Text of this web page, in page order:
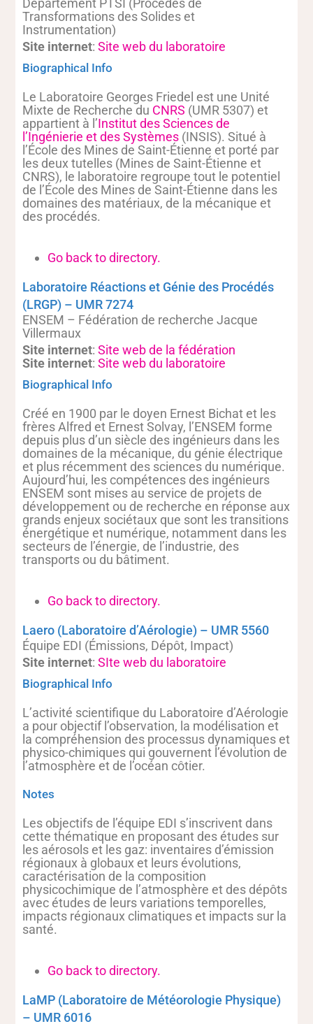
Département PTSI (Procédés de
Transformations des Solides et
Instrumentation)
Site internet: Site web du laboratoire
Biographical Info
Le Laboratoire Georges Friedel est une Unité
Mixte de Recherche du CNRS (UMR 5307) et
appartient à l’Institut des Sciences de
l’Ingénierie et des Systèmes (INSIS). Situé à
l’École des Mines de Saint-Étienne et porté par
les deux tutelles (Mines de Saint-Étienne et
CNRS), le laboratoire regroupe tout le potentiel
de l’École des Mines de Saint-Étienne dans les
domaines des matériaux, de la mécanique et
des procédés.
Go back to directory.
Laboratoire Réactions et Génie des Procédés
(LRGP) – UMR 7274
ENSEM – Fédération de recherche Jacque
Villermaux
Site internet: Site web de la fédération
Site internet: Site web du laboratoire
Biographical Info
Créé en 1900 par le doyen Ernest Bichat et les
frères Alfred et Ernest Solvay, l’ENSEM forme
depuis plus d’un siècle des ingénieurs dans les
domaines de la mécanique, du génie électrique
et plus récemment des sciences du numérique.
Aujourd’hui, les compétences des ingénieurs
ENSEM sont mises au service de projets de
développement ou de recherche en réponse aux
grands enjeux sociétaux que sont les transitions
énergétique et numérique, notamment dans les
secteurs de l’énergie, de l’industrie, des
transports ou du bâtiment.
Go back to directory.
Laero (Laboratoire d’Aérologie) – UMR 5560
Équipe EDI (Émissions, Dépôt, Impact)
Site internet: SIte web du laboratoire
Biographical Info
L’activité scientifique du Laboratoire d’Aérologie
a pour objectif l’observation, la modélisation et
la compréhension des processus dynamiques et
physico-chimiques qui gouvernent l’évolution de
l’atmosphère et de l’océan côtier.
Notes
Les objectifs de l’équipe EDI s’inscrivent dans
cette thématique en proposant des études sur
les aérosols et les gaz: inventaires d’émission
régionaux à globaux et leurs évolutions,
caractérisation de la composition
physicochimique de l’atmosphère et des dépôts
avec études de leurs variations temporelles,
impacts régionaux climatiques et impacts sur la
santé.
Go back to directory.
LaMP (Laboratoire de Météorologie Physique)
– UMR 6016